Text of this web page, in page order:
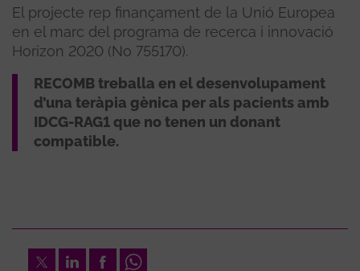
El projecte rep finançament de la Unió Europea
en el marc del programa de recerca i innovació
Horizon 2020 (No 755170).
RECOMB treballa en el desenvolupament
d’una teràpia gènica per als pacients amb
IDCG-RAG1 que no tenen un donant
compatible.
TwitterLinkedInFacebookWhatsapp